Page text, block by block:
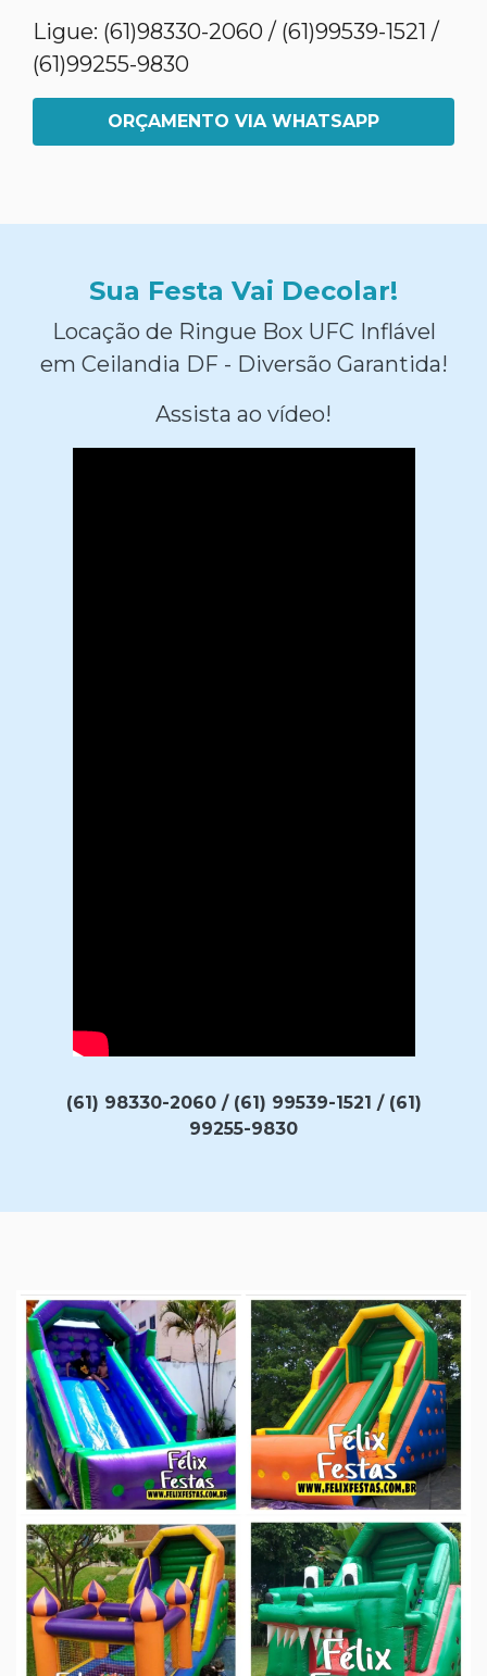
Ligue: (61)98330-2060 / (61)99539-1521 /
(61)99255-9830
ORÇAMENTO VIA WHATSAPP
Sua Festa Vai Decolar!
Locação de Ringue Box UFC Inflável
em Ceilandia DF - Diversão Garantida!
Assista ao vídeo!
(61) 98330-2060 / (61) 99539-1521 / (61)
99255-9830